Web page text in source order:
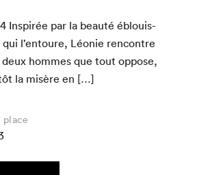
Inspirée par la beauté éblouis­
l’entoure, Léonie ren­con­tre
deux hommes que tout oppose,
la mis­ère en […]
place